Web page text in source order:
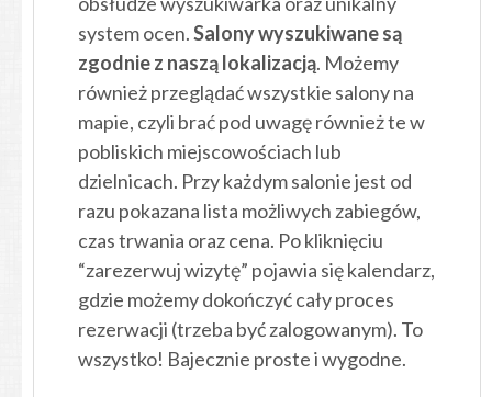
system ocen.Salony wyszukiwane są
zgodnie z naszą lokalizacją. Możemy
również przeglądać wszystkie salony na
mapie, czyli brać pod uwagę również te w
pobliskich miejscowościach lub
dzielnicach. Przy każdym salonie jest od
razu pokazana lista możliwych zabiegów,
czas trwania oraz cena. Po kliknięciu
“zarezerwuj wizytę” pojawia się kalendarz,
gdzie możemy dokończyć cały proces
rezerwacji (trzeba być zalogowanym). To
wszystko! Bajecznie proste i wygodne.